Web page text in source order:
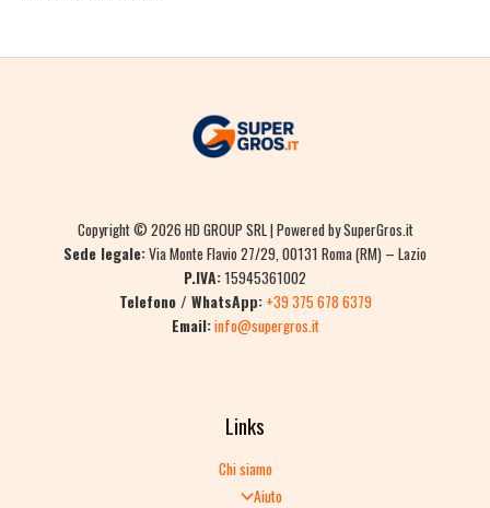
Copyright © 2026 HD GROUP SRL | Powered by SuperGros.it
Sede legale:Via Monte Flavio 27/29, 00131 Roma (RM) – Lazio
P.IVA:15945361002
Telefono / WhatsApp: +39 375 678 6379
Email:info@supergros.it
Links
Chi siamo
Aiuto